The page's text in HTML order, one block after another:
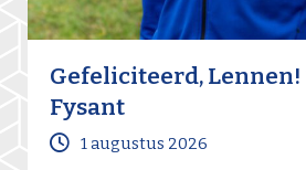
Gefeliciteerd, Lennen!
Fysant
1 augustus 2026